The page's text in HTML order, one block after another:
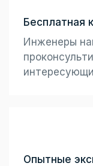
Бесплатная
Инженеры
Опытные